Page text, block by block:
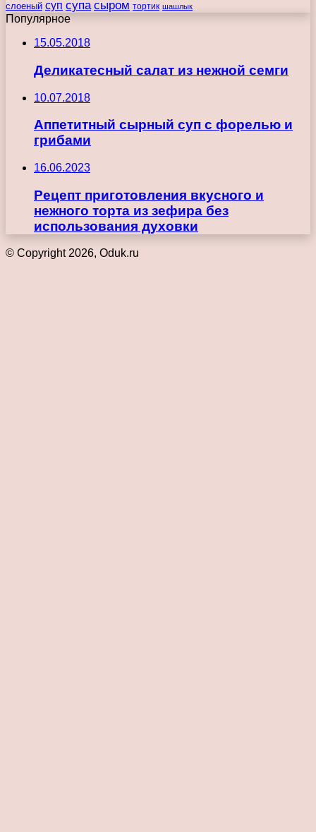
слоеный суп супа сыром тортик шашлык
Популярное
15.05.2018
Деликатесный салат из нежной семги
10.07.2018
Аппетитный сырный суп с форелью и
грибами
16.06.2023
Рецепт приготовления вкусного и
нежного торта из зефира без
использования духовки
© Copyright 2026, Oduk.ru